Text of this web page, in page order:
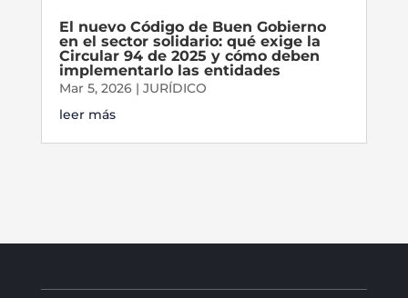
El nuevo Código de Buen Gobierno
en el sector solidario: qué exige la
Circular 94 de 2025 y cómo deben
implementarlo las entidades
Mar 5, 2026| JURÍDICO
leer más